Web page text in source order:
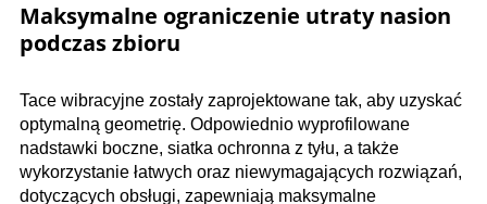
Maksymalne ograniczenie utraty nasion
podczas zbioru
Tace wibracyjne zostały zaprojektowane tak, aby uzyskać
optymalną geometrię. Odpowiednio wyprofilowane
nadstawki boczne, siatka ochronna z tyłu, a także
wykorzystanie łatwych oraz niewymagających rozwiązań,
dotyczących obsługi, zapewniają maksymalne